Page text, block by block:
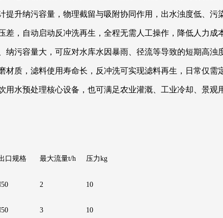
提升纳污容量，物理截留与吸附协同作用，出水浊度低、污
差，自动启动反冲洗再生，全程无需人工操作，降低人力成
纳污容量大，可应对水库水因暴雨、径流等导致的短期高浊
材质，滤料使用寿命长，反冲洗可实现滤料再生，日常仅需
用水预处理核心设备，也可满足农业灌溉、工业冷却、景观
口规格 最大流量t/h 压力kg
2 10
3 10